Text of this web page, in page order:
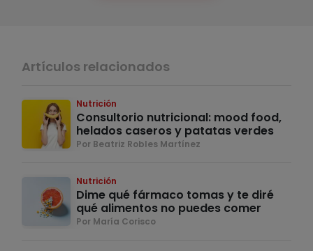
Artículos relacionados
Nutrición
Consultorio nutricional: mood food,
helados caseros y patatas verdes
Por Beatriz Robles Martínez
Nutrición
Dime qué fármaco tomas y te diré
qué alimentos no puedes comer
Por María Corisco